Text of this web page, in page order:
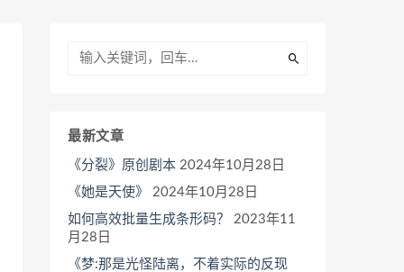
最新文章
《分裂》原创剧本 2024年10月28日
《她是天使》
2024年10月28日
如何高效批量生成条形码？
2023年11
月28日
《梦:那是光怪陆离，不着实际的反现